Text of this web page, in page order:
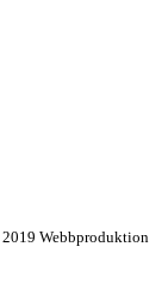
2019 Webbproduktion